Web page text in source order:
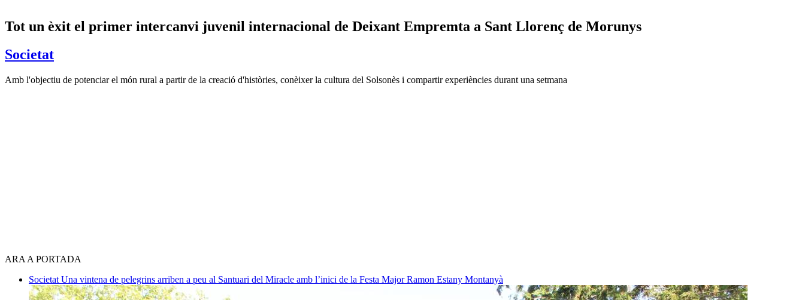
Tot un èxit el primer intercanvi juvenil internacional de Deixant Empremta a Sant Llorenç de Morunys
Societat
Amb l'objectiu de potenciar el món rural a partir de la creació d'històries, conèixer la cultura del Solsonès i compartir experiències durant una setmana
ARA A PORTADA
Societat Una vintena de pelegrins arriben a peu al Santuari del Miracle amb l’inici de la Festa MajorRamon Estany Montanyà